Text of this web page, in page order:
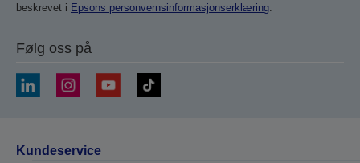
beskrevet i Epsons personvernsinformasjonserklæring
Følg oss på
Kundeservice